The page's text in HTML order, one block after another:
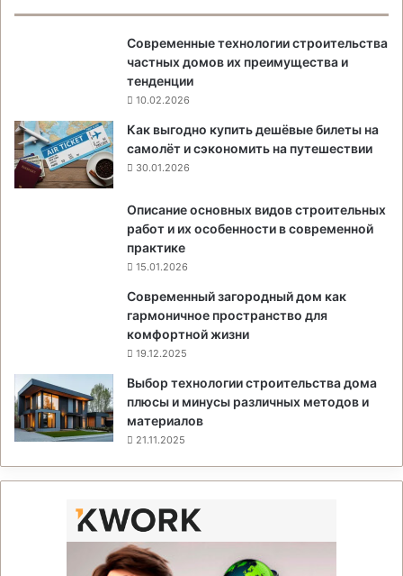
Современные технологии строительства
частных домов их преимущества и
тенденции
10.02.2026
Как выгодно купить дешёвые билеты на
самолёт и сэкономить на путешествии
30.01.2026
Описание основных видов строительных
работ и их особенности в современной
практике
15.01.2026
Современный загородный дом как
гармоничное пространство для
комфортной жизни
19.12.2025
Выбор технологии строительства дома
плюсы и минусы различных методов и
материалов
21.11.2025